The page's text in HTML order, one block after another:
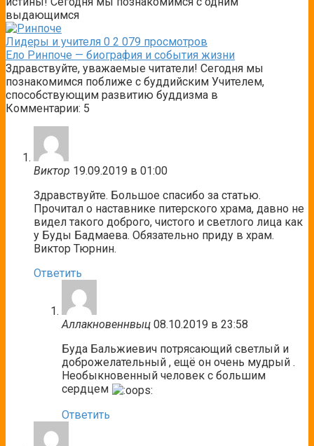
выдающимся
Лидеры и учителя 0 2 079 просмотров
Ело Ринпоче — биография и события жизни
Здравствуйте, уважаемые читатели! Сегодня мы
познакомимся поближе с буддийским Учителем,
способствующим развитию буддизма в
Комментарии: 5
Виктор 19.09.2019 в 01:00
Здравствуйте. Большое спасибо за статью.
Прочитал о наставнике питерского храма, давно не
видел такого доброго, чистого и светлого лица как
у Буды Бадмаева. Обязательно приду в храм.
Виктор Тюрнин.
Ответить
Аллакновеннвыц 08.10.2019 в 23:58
Буда Бальжиевич потрясающий светлый и
доброжелательный , ещё он очень мудрый .
Необыкновенный человек с большим
сердцем
Ответить